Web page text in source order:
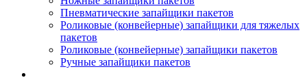
Пневматические запайщики пакетов
Роликовые (конвейерные) запайщики для тяжелых
пакетов
Роликовые (конвейерные) запайщики пакетов
Ручные запайщики пакетов